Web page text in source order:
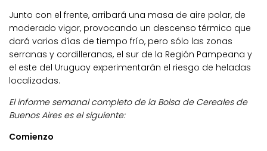
Junto con el frente, arribará una masa de aire polar, de
moderado vigor, provocando un descenso térmico que
dará varios días de tiempo frío, pero sólo las zonas
serranas y cordilleranas, el sur de la Región Pampeana y
el este del Uruguay experimentarán el riesgo de heladas
localizadas.
El informe semanal completo de la Bolsa de Cereales de
Buenos Aires es el siguiente:
Comienzo